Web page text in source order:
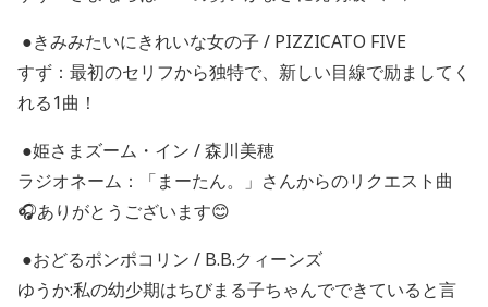
●きみみたいにきれいな女の子 / PIZZICATO FIVE
すず：最初のセリフから独特で、新しい目線で励ましてく
れる1曲！
●姫さまズーム・イン / 森川美穂
ラジオネーム：「まーたん。」さんからのリクエスト曲
🎧ありがとうございます😊
●おどるポンポコリン / B.B.クィーンズ
ゆうか:私の幼少期はちびまる子ちゃんでできていると言